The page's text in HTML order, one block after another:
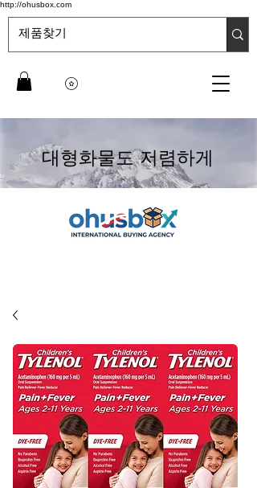
http://ohusbox.com
대형화물도 저렴하게